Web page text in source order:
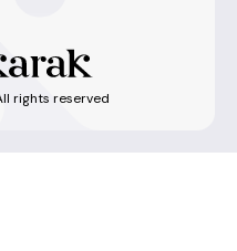
rights reserved